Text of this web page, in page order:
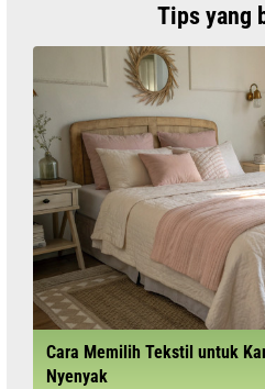
Tips yang
Cara Memilih Tekstil untuk
Nyenyak